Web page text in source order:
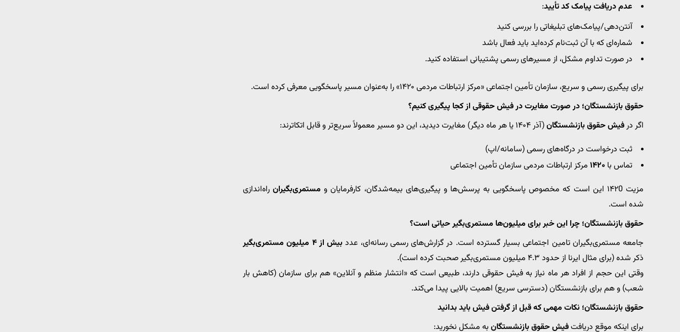
عدم دریافت پیامک کد تأیید:
آنتن‌دهی/پیامک‌های تبلیغاتی را بررسی کنید
شماره‌ای که با آن ثبت‌نام کرده‌اید باید فعال باشد
در صورت تداوم مشکل، از مسیرهای رسمی پشتیبانی استفاده کنید.
برای پیگیری رسمی و سریع، سازمان تأمین اجتماعی «مرکز ارتباطات مردمی ۱۴۲۰» را به‌عنوان مسیر پاسخگویی معرفی کرده است.
حقوق بازنشستگان؛ در صورت مغایرت در فیش حقوقی از کجا پیگیری کنیم؟
اگر درفیش حقوق بازنشستگان(آذر ۱۴۰۴ یا هر ماه دیگر) مغایرت دیدید، این دو مسیر معمولاً سریع‌تر و قابل اتکاترند:
ثبت درخواست در درگاه‌های رسمی (سامانه/اپ)
تماس با ۱۴۲۰ مرکز ارتباطات مردمی سازمان تأمین اجتماعی
مزیت ۱۴۲0 این است که مخصوص پاسخگویی به پرسش‌ها و پیگیری‌های بیمه‌شدگان، کارفرمایان و
مستمری‌بگیرانراه‌اندازی
شده است.
حقوق بازنشستگان؛ چرا این خبر برای میلیون‌ها مستمری‌بگیر حیاتی است؟
جامعه مستمری‌بگیران تامین اجتماعی بسیار گسترده است. در گزارش‌های رسمی رسانه‌ای، عدد بیش از ۴ میلیون مستمری‌بگیر
ذکر شده (برای مثال ایرنا از حدود ۴.۳ میلیون مستمری‌بگیر صحبت کرده است).
وقتی این حجم از افراد هر ماه نیاز به فیش حقوقی دارند، طبیعی است که «انتشار منظم و آنلاین» هم برای سازمان (کاهش بار
شعب) و هم برای بازنشستگان (دسترسی سریع) اهمیت بالایی پیدا می‌کند.
حقوق بازنشستگان؛ نکات مهمی که قبل از گرفتن فیش باید بدانید
برای اینکه موقع دریافتفیش حقوق بازنشستگان به مشکل نخورید: